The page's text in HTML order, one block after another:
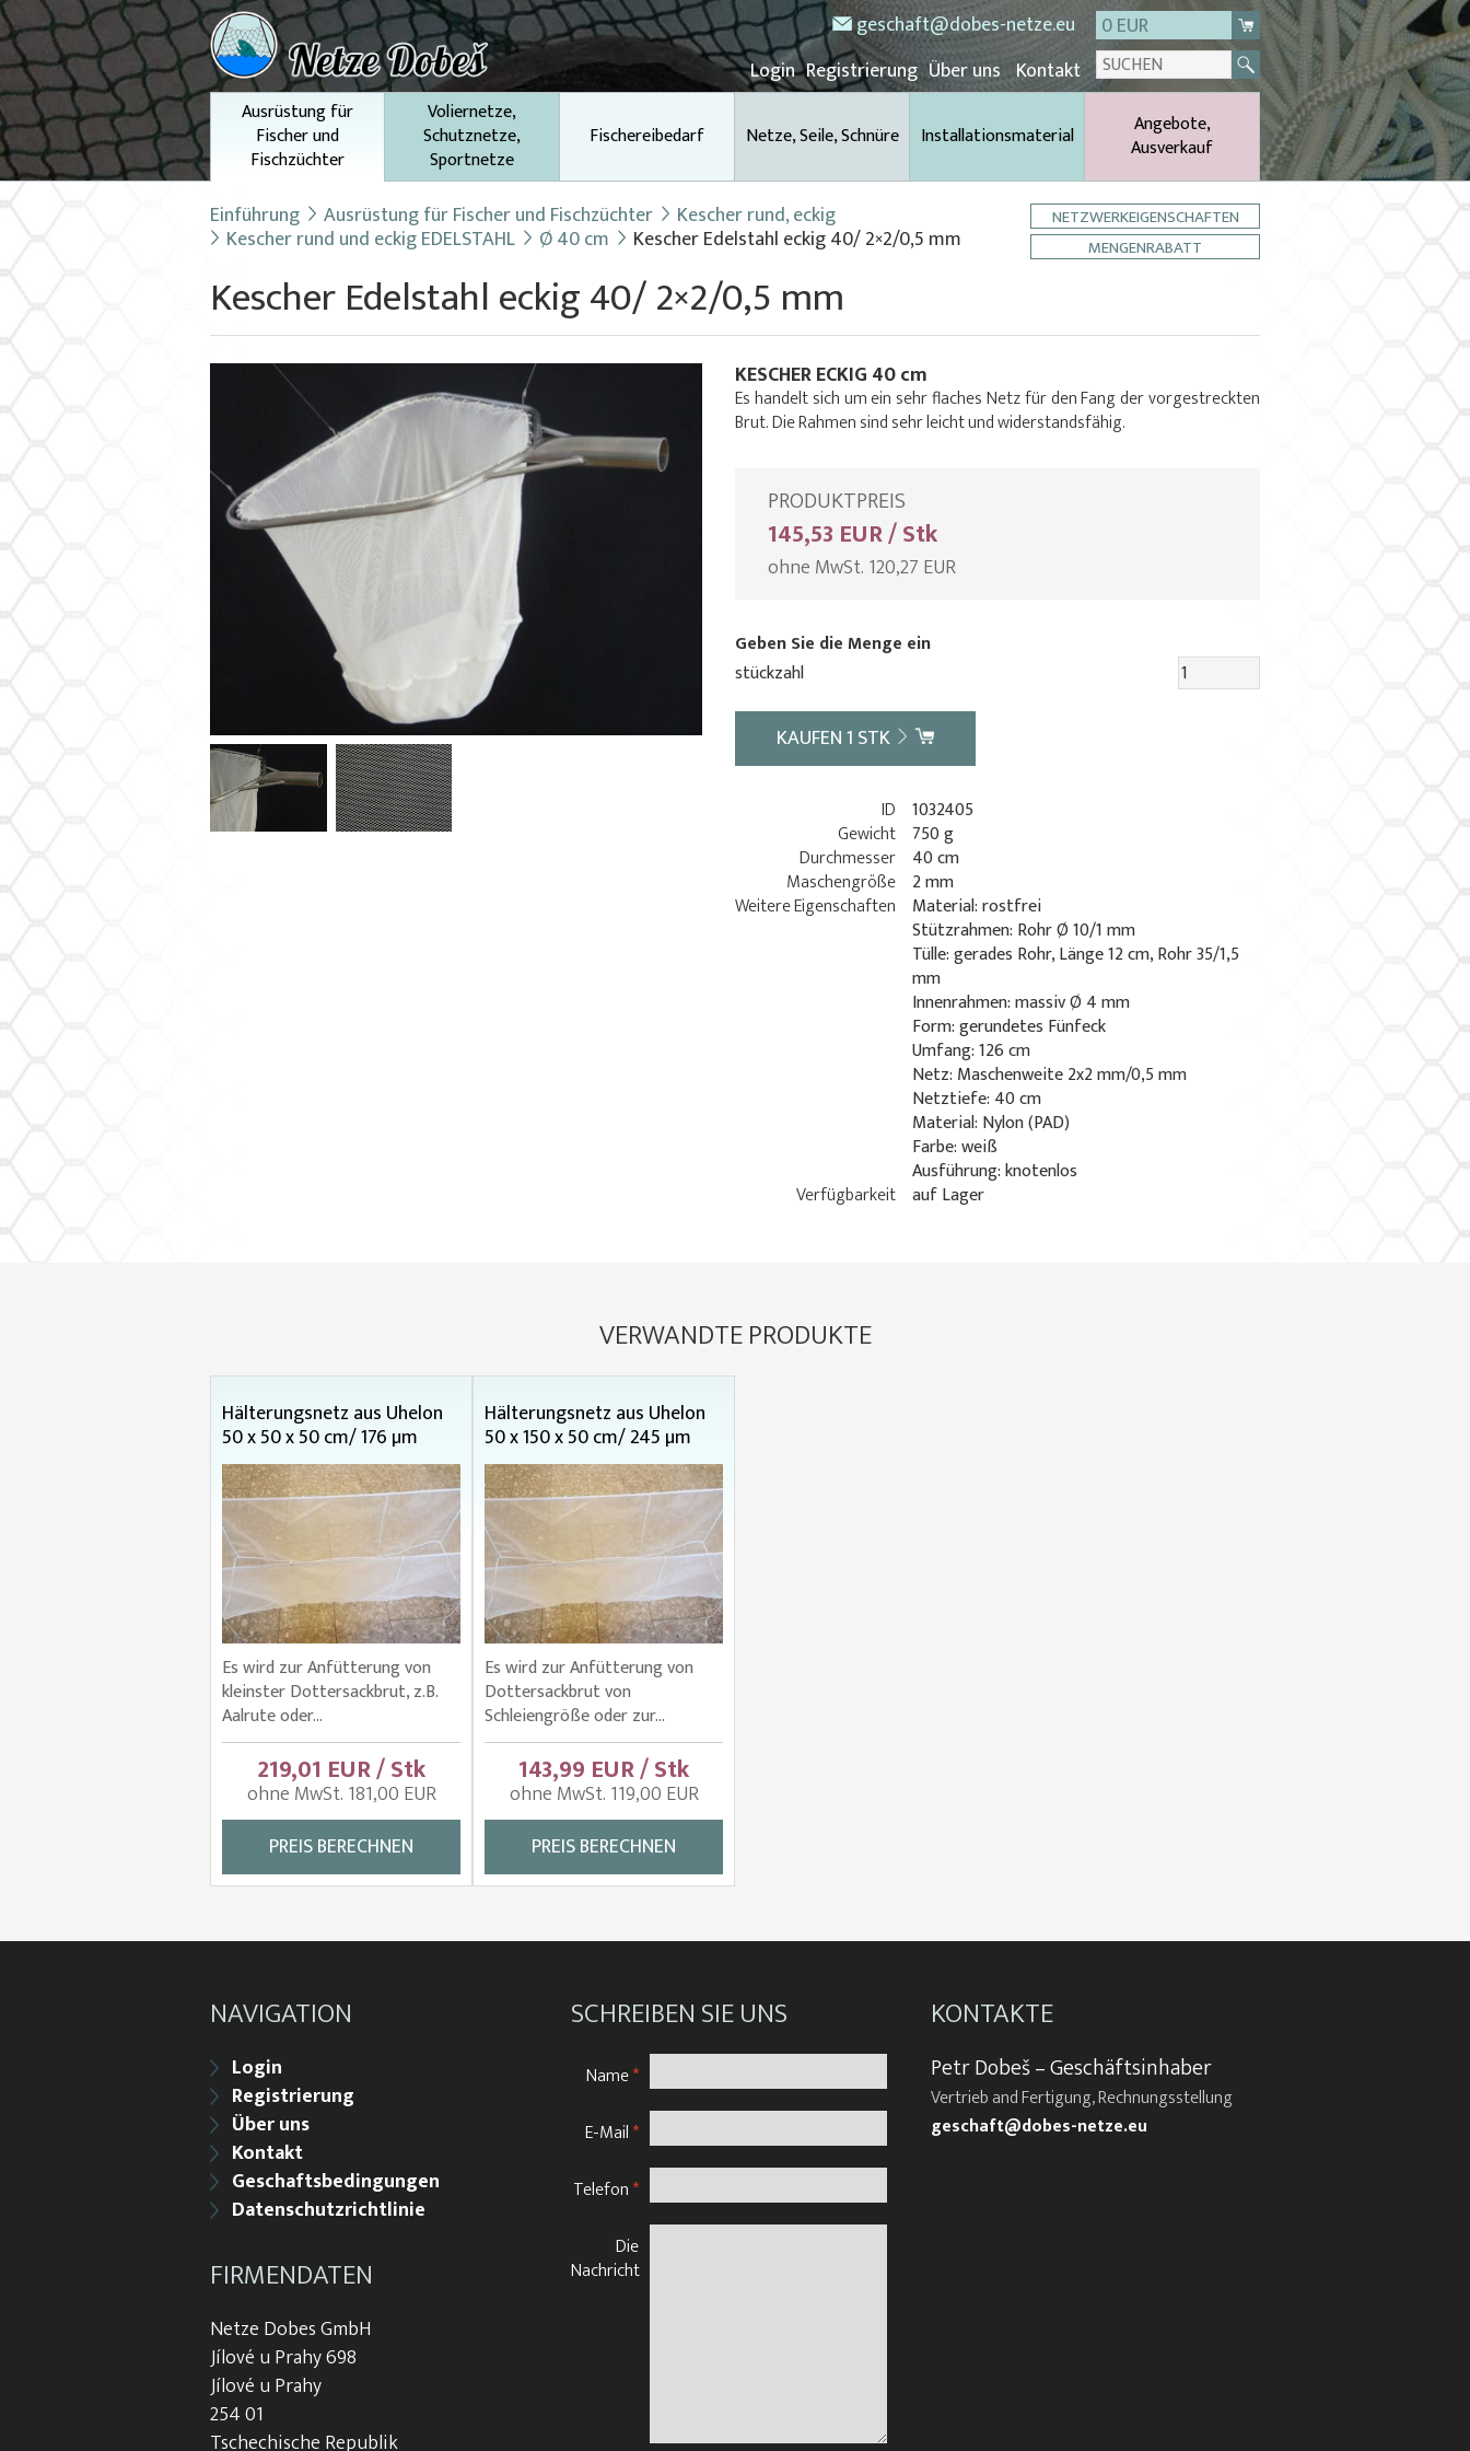
geschaft@dobes-netze.eu
0 EUR
Login Registrierung Über uns Kontakt
Ausrüstung für
Fischer und
Fischzüchter
Voliernetze,
Schutznetze,
Sportnetze
Fischereibedarf Netze, Seile, Schnüre Installationsmaterial
Angebote,
Ausverkauf
Einführung Ausrüstung für Fischer und Fischzüchter Kescher rund, eckig
Kescher rund und eckig EDELSTAHL Ø 40 cm Kescher Edelstahl eckig 40/ 2×2/0,5 mm
NETZWERKEIGENSCHAFTEN
MENGENRABATT
Kescher Edelstahl eckig 40/ 2×2/0,5 mm
KESCHER ECKIG 40 cm
Es handelt sich um ein sehr flaches Netz für den Fang der vorgestreckten
Brut. Die Rahmen sind sehr leicht und widerstandsfähig.
PRODUKTPREIS
145,53 EUR / Stk
ohne MwSt. 120,27 EUR
Geben Sie die Menge ein
stückzahl
KAUFEN1 STK
ID 1032405
Gewicht 750 g
Durchmesser 40 cm
Maschengröße 2 mm
Weitere Eigenschaften
Material: rostfrei
Stützrahmen: Rohr Ø 10/1 mm
Tülle: gerades Rohr, Länge 12 cm, Rohr 35/1,5
mm
Innenrahmen: massiv Ø 4 mm
Form: gerundetes Fünfeck
Umfang: 126 cm
Netz: Maschenweite 2x2 mm/0,5 mm
Netztiefe: 40 cm
Material: Nylon (PAD)
Farbe: weiß
Ausführung: knotenlos
Verfügbarkeit auf Lager
VERWANDTE PRODUKTE
Hälterungsnetz aus Uhelon
50 x 50 x 50 cm/ 176 µm
Es wird zur Anfütterung von
kleinster Dottersackbrut, z.B.
Aalrute oder...
219,01 EUR / Stk
ohne MwSt. 181,00 EUR
PREIS BERECHNEN
Hälterungsnetz aus Uhelon
50 x 150 x 50 cm/ 245 µm
Es wird zur Anfütterung von
Dottersackbrut von
Schleiengröße oder zur...
143,99 EUR / Stk
ohne MwSt. 119,00 EUR
PREIS BERECHNEN
NAVIGATION
Login
Registrierung
Über uns
Kontakt
Geschaftsbedingungen
Datenschutzrichtlinie
FIRMENDATEN
Netze Dobes GmbH
Jílové u Prahy 698
Jílové u Prahy
254 01
Tschechische Republik
SCHREIBEN SIE UNS
Name*
E-Mail*
Telefon*
Die
Nachricht
KONTAKTE
Petr Dobeš – Geschäftsinhaber
Vertrieb and Fertigung, Rechnungsstellung
geschaft@dobes-netze.eu